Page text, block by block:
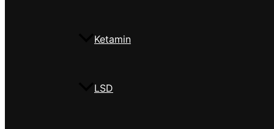
Ketamin
LSD